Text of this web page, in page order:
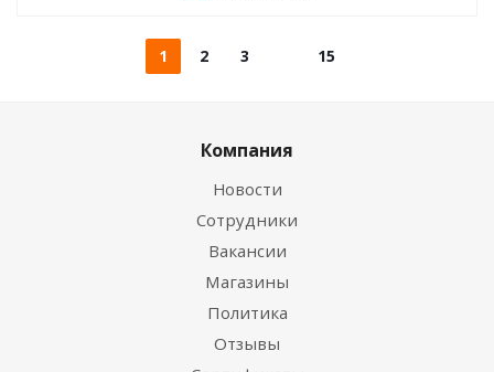
1 2 3 15
Компания
Новости
Сотрудники
Вакансии
Магазины
Политика
Отзывы